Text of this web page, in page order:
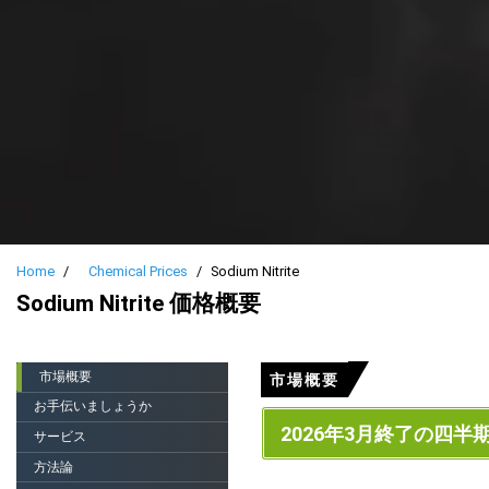
Home Chemical Prices Sodium Nitrite
Sodium Nitrite 価格概要
市場概要
お手伝いましょうか
サービス
方法論
市場概要
2026年3月終了の四半